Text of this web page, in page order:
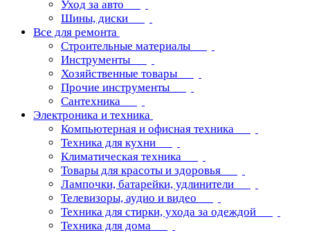
Уход за авто
Шины, диски
Все для ремонта
Строительные материалы
Инструменты
Хозяйственные товары
Прочие инструменты
Сантехника
Электроника и техника
Компьютерная и офисная техника
Техника для кухни
Климатическая техника
Товары для красоты и здоровья
Лампочки, батарейки, удлинители
Телевизоры, аудио и видео
Техника для стирки, ухода за одеждой
Техника для дома